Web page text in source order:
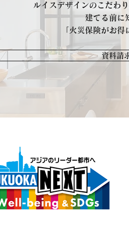
ルイスデザインのこだわ
建てる前に
「火災保険がお得
資料請